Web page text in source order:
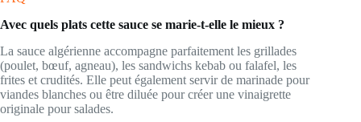
Avec quels plats cette sauce se marie-t-elle le mieux ?
La sauce algérienne accompagne parfaitement les grillades
(poulet, bœuf, agneau), les sandwichs kebab ou falafel, les
frites et crudités. Elle peut également servir de marinade pour
viandes blanches ou être diluée pour créer une vinaigrette
originale pour salades.